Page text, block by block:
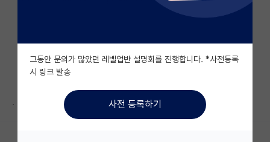
자유 게시판(아무개랩)
미국 유학 게시판
미국 대학원 합격 후기 게시판
대학원생 모집 게시판
.
그동안 문의가 많았던 레벨업반 설명회를 진행합니다. *사전등록
시 링크 발송
사전 등록하기